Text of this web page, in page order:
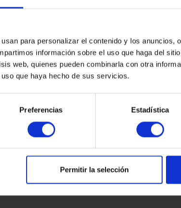
para personalizar el contenido y los anuncios,
información sobre el uso que haga del
web, quienes pueden combinarla con otra
que haya hecho de sus servicios.
Preferencias Estadística
Permitir la selección